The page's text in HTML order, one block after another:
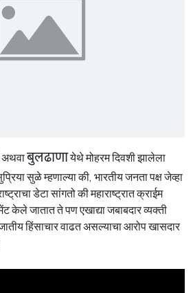
अथवाबुलढाणायेथे मोहरम दिवशी झालेला
सुळे म्हणाल्या की, भारतीय जनता पक्ष जेव्हा
डेटा सांगतो की महाराष्ट्रात क्राईम
जातात ते पण एखाद्या जबाबदार व्यक्ती
हिंसाचार वाढत असल्याचा आरोप खासदार